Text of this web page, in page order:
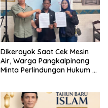
Dikeroyok Saat Cek Mesin
Air, Warga Pangkalpinang
Minta Perlindungan Hukum ke